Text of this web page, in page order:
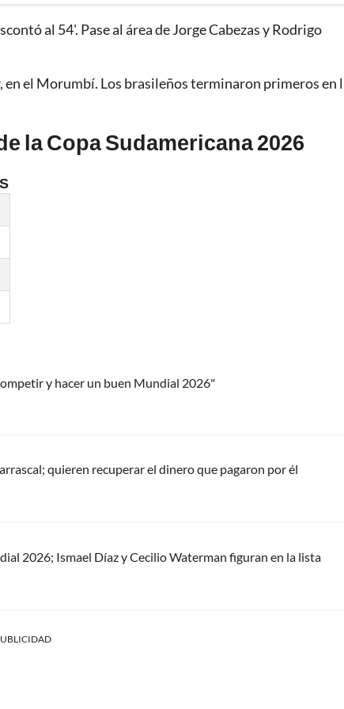
al 54'. Pase al área de Jorge Cabezas y Rodrigo
el Morumbí. Los brasileños terminaron primeros en
la Copa Sudamericana 2026
y hacer un buen Mundial 2026"
quieren recuperar el dinero que pagaron por él
2026; Ismael Díaz y Cecilio Waterman figuran en la lista